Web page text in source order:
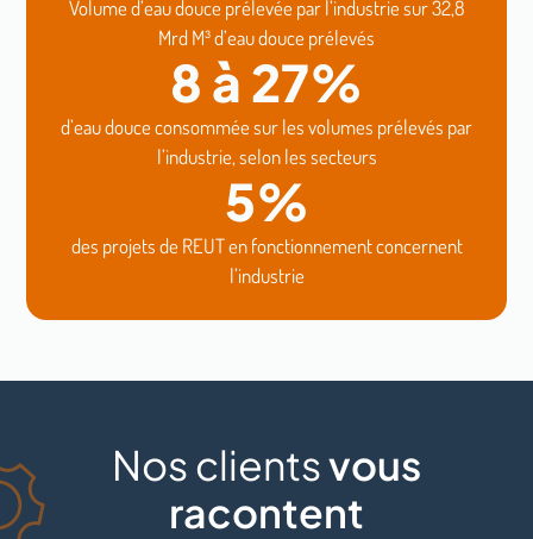
Volume d’eau douce prélevée par l’industrie sur 32,8
Mrd M³ d’eau douce prélevés
8 à 27%
d’eau douce consommée sur les volumes prélevés par
l’industrie, selon les secteurs
5%
des projets de REUT en fonctionnement concernent
l’industrie
Nos clientsvous
racontent